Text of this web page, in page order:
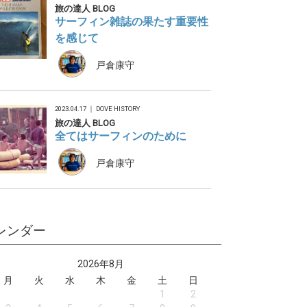
旅の達人 BLOG
サーフィン雑誌の果たす重要性
を感じて
戸倉康守
2023.04.17 ｜ DOVE HISTORY
旅の達人 BLOG
全てはサーフィンのために
戸倉康守
ンダー
2026年8月
月
火 水 木 金 土
日
1
2